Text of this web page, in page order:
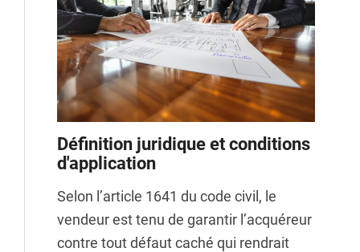
Définition juridique et conditions
d'application
Selon l’article 1641 du code civil, le
vendeur est tenu de garantir l’acquéreur
contre tout défaut caché qui rendrait